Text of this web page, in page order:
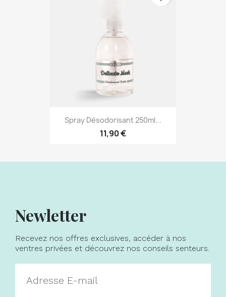
Spray Désodorisant 250ml...
11,90 €
Newletter
Recevez nos offres exclusives, accéder à nos
ventres privées et découvrez nos conseils senteurs.